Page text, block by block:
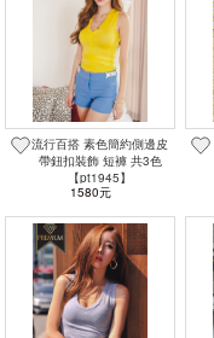
流行百搭 素色簡約側邊皮
帶鈕扣裝飾 短褲 共3色
【pt1945】
1580元